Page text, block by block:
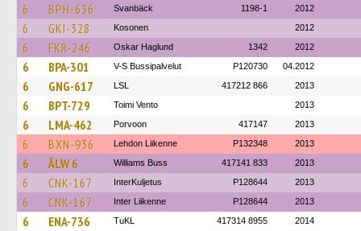
6 BPH-636 Svanbäck 1198-1 2012
6 GKI-328 Kosonen 2012
6 FKR-246 Oskar Haglund 1342 2012
6 BPA-301 V-S Bussipalvelut P120730 04.2012
6 GNG-617 LSL 417212 866 2013
6 BPT-729 Toimi Vento 2013
6 LMA-462 Porvoon 417147 2013
6 BXN-936 Lehdon Liikenne P132348 2013
6 ÅLW 6 Williams Buss 417141 833 2013
6 CNK-167 InterKuljetus P128644 2013
6 CNK-167 Inter Liikenne P128644 2013
6 ENA-736 TuKL 417314 8955 2014